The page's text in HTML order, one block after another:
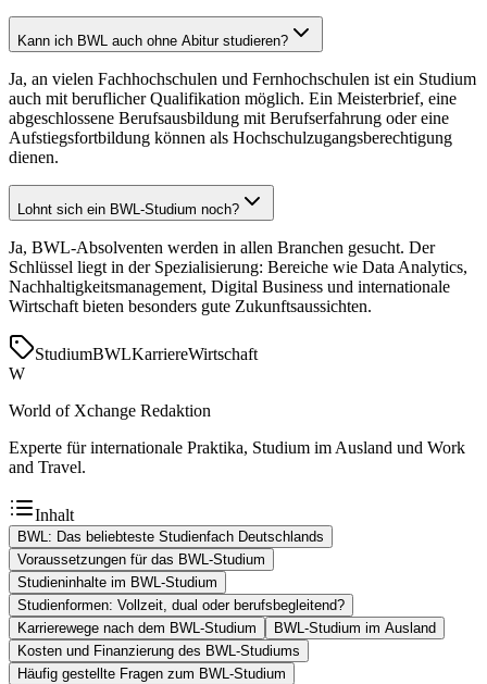
Kann ich BWL auch ohne Abitur studieren?
Ja, an vielen Fachhochschulen und Fernhochschulen ist ein Studium
auch mit beruflicher Qualifikation möglich. Ein Meisterbrief, eine
abgeschlossene Berufsausbildung mit Berufserfahrung oder eine
Aufstiegsfortbildung können als Hochschulzugangsberechtigung
dienen.
Lohnt sich ein BWL-Studium noch?
Ja, BWL-Absolventen werden in allen Branchen gesucht. Der
Schlüssel liegt in der Spezialisierung: Bereiche wie Data Analytics,
Nachhaltigkeitsmanagement, Digital Business und internationale
Wirtschaft bieten besonders gute Zukunftsaussichten.
StudiumBWLKarriereWirtschaft
W
World of Xchange Redaktion
Experte für internationale Praktika, Studium im Ausland und Work
and Travel.
Inhalt
BWL: Das beliebteste Studienfach Deutschlands
Voraussetzungen für das BWL-Studium
Studieninhalte im BWL-Studium
Studienformen: Vollzeit, dual oder berufsbegleitend?
Karrierewege nach dem BWL-Studium
BWL-Studium im Ausland
Kosten und Finanzierung des BWL-Studiums
Häufig gestellte Fragen zum BWL-Studium